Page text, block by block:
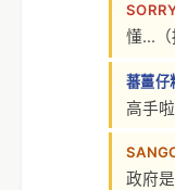
懂...（
蕃薑仔
高手
政府